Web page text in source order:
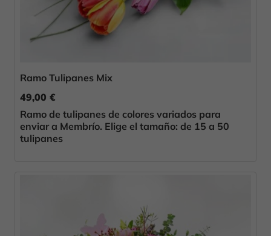
Ramo Tulipanes Mix
49,00 €
Ramo de tulipanes de colores variados para
enviar a Membrío. Elige el tamaño: de 15 a 50
tulipanes